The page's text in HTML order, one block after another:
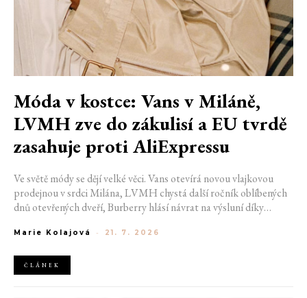
Móda v kostce: Vans v Miláně,
LVMH zve do zákulisí a EU tvrdě
zasahuje proti AliExpressu
Ve světě módy se dějí velké věci. Vans otevírá novou vlajkovou
prodejnou v srdci Milána, LVMH chystá další ročník oblíbených
dnů otevřených dveří, Burberry hlásí návrat na výsluní díky
AliExpress.
Marie Kolajová - 21. 7. 2026
ČLÁNEK